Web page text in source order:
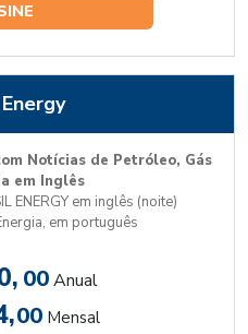
Notícias de Petróleo, Gás
em Inglês
ENERGY em inglês (noite)
em português
00 Anual
00 Mensal